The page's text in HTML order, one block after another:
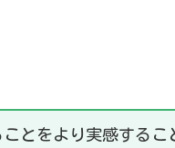
ことをより実感するこ